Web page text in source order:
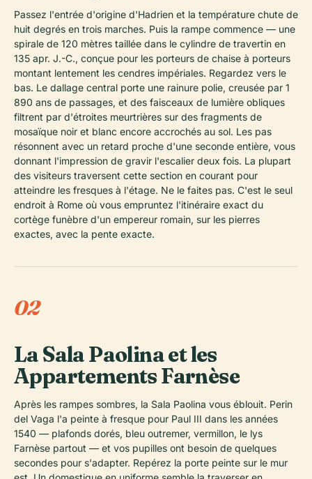
Passez l'entrée d'origine d'Hadrien et la température chute de
huit degrés en trois marches. Puis la rampe commence — une
spirale de 120 mètres taillée dans le cylindre de travertin en
135 apr. J.-C., conçue pour les porteurs de chaise à porteurs
montant lentement les cendres impériales. Regardez vers le
bas. Le dallage central porte une rainure polie, creusée par 1
890 ans de passages, et des faisceaux de lumière obliques
filtrent par d'étroites meurtrières sur des fragments de
mosaïque noir et blanc encore accrochés au sol. Les pas
résonnent avec un retard proche d'une seconde entière, vous
donnant l'impression de gravir l'escalier deux fois. La plupart
des visiteurs traversent cette section en courant pour
atteindre les fresques à l'étage. Ne le faites pas. C'est le seul
endroit à Rome où vous empruntez l'itinéraire exact du
cortège funèbre d'un empereur romain, sur les pierres
exactes, avec la pente exacte.
02
La Sala Paolina et les
Appartements Farnèse
Après les rampes sombres, la Sala Paolina vous éblouit. Perin
del Vaga l'a peinte à fresque pour Paul III dans les années
1540 — plafonds dorés, bleu outremer, vermillon, le lys
Farnèse partout — et vos pupilles ont besoin de quelques
secondes pour s'adapter. Repérez la porte peinte sur le mur